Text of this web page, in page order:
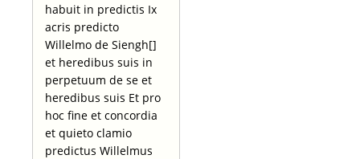
habuit in predictis Ix
acris predicto
Willelmo de Siengh[]
et heredibus suis in
perpetuum de se et
heredibus suis Et pro
hoc fine et concordia
et quieto clamio
predictus Willelmus